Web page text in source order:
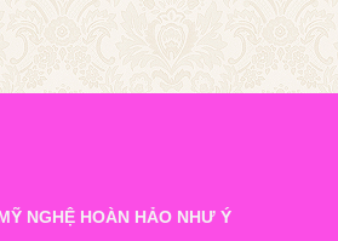
NGHỆ HOÀN HẢO NHƯ Ý